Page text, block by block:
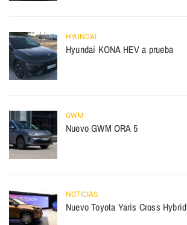
HYUNDAI
Hyundai KONA HEV a prueba
GWM
Nuevo GWM ORA 5
NOTICIAS
Nuevo Toyota Yaris Cross Hybrid